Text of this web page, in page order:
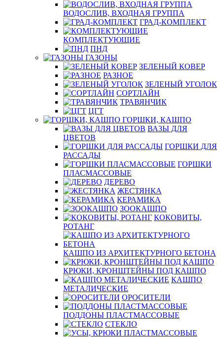
ВОДОСЛИВ, ВХОДНАЯ ГРУППА
ГРАД-КОМПЛЕКТ
КОМПЛЕКТУЮЩИЕ
ПНД
ГАЗОНЫ
ЗЕЛЕНЫЙ КОВЕР
РАЗНОЕ
ЗЕЛЕНЫЙ УГОЛОК
СОРТЛАЙН
ТРАВЯНЧИК
ЦГТ
ГОРШКИ, КАШПО
ВАЗЫ ДЛЯ
ЦВЕТОВ
ГОРШКИ ДЛЯ
РАССАДЫ
ГОРШКИ
ПЛАСМАССОВЫЕ
ДЕРЕВО
ЖЕСТЯНКА
КЕРАМИКА
ЗООКАШПО
КОКОВИТЫ,
РОТАНГ
КАШПО ИЗ АРХИТЕКТУРНОГО БЕТОНА
КРЮКИ, КРОНШТЕЙНЫ ПОД КАШПО
КАШПО
МЕТАЛИЧЕСКИЕ
ОРОСИТЕЛИ
ПОДДОНЫ ПЛАСТМАССОВЫЕ
СТЕКЛО